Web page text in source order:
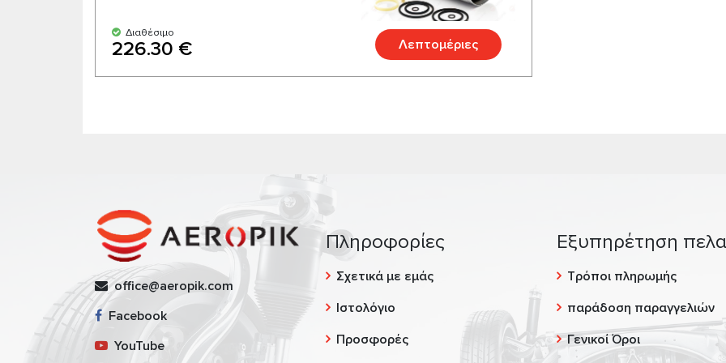
Διαθέσιμο
226.30 € Λεπτομέριες
office@aeropik.com
Facebook
YouTube
Πληροφορίες
Σχετικά με εμάς
Ιστολόγιο
Προσφορές
Εξυπηρέτηση
Τρόποι πληρωμής
παράδοση παραγγελιών
Γενικοί Όροι